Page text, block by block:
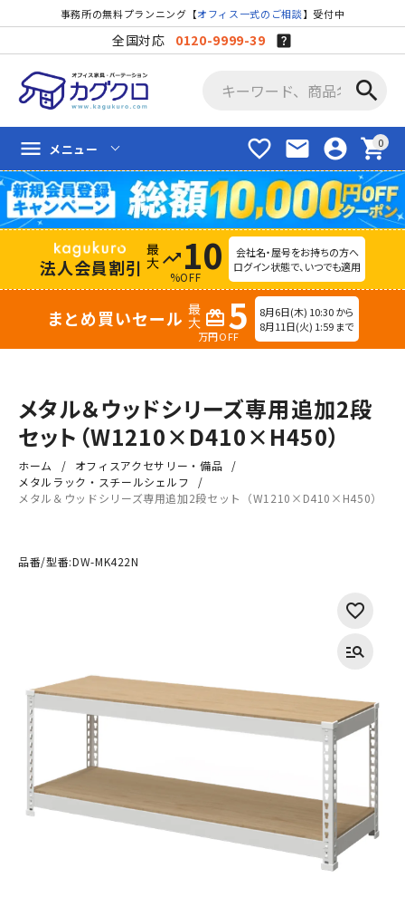
事務所の無料プランニング【オフィス一式のご相談】受付中
全国対応 0120-9999-39
search
favorite_border mail account_circle shopping_cart
menu メニュー
法人会員割引 trending_up 10
%OFF
会社名・屋号をお持ちの方へ
ログイン状態で、いつでも適用
まとめ買いセール redeem 5
万円OFF
8月6日(木) 10:30 から
8月11日(火) 1:59 まで
メタル＆ウッドシリーズ専用追加2段
セット（W1210×D410×H450）
ホーム
オフィスアクセサリー・備品
メタルラック・スチールシェルフ
メタル＆ウッドシリーズ専用追加2段セット（W1210×D410×H450）
品番/型番:DW-MK422N